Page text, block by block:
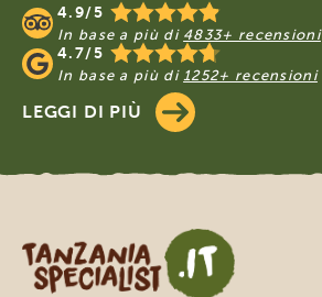
4.9/5
In base a più di 4833+ recensioni
4.7/5
In base a più di1252+ recensioni
LEGGI DI PIÙ
Tanzania Specialist